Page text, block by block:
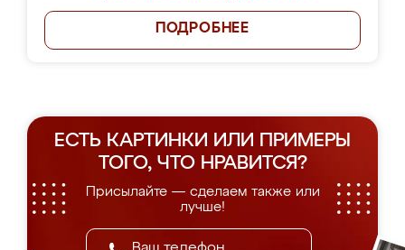
ПОДРОБНЕЕ
ЕСТЬ КАРТИНКИ ИЛИ ПРИМЕРЫ
ТОГО, ЧТО НРАВИТСЯ?
Присылайте — сделаем также или
лучше!